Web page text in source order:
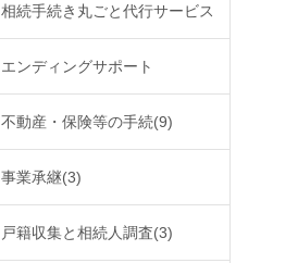
相続手続き丸ごと代行サービス
エンディングサポート
不動産・保険等の手続(9)
事業承継(3)
戸籍収集と相続人調査(3)